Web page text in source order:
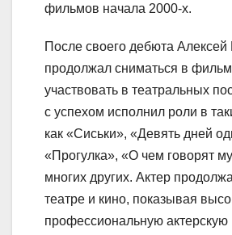
фильмов начала 2000-х.
После своего дебюта Алексей
продолжал сниматься в
участвовать в театральных
с успехом исполнил роли в
как «Сиськи», «Девять дней
«Прогулка», «О чем говорят
многих других. Актер
театре и кино, показывая
профессиональную актерскую